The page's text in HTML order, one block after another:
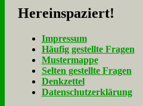
Her­ein­spa­ziert!
Im­pres­sum
Häu­fig ge­stell­te Fra­gen
Mu­ster­map­pe
Sel­ten ge­stell­te Fra­gen
Denk­zet­tel
Da­ten­schutz­er­klä­rung